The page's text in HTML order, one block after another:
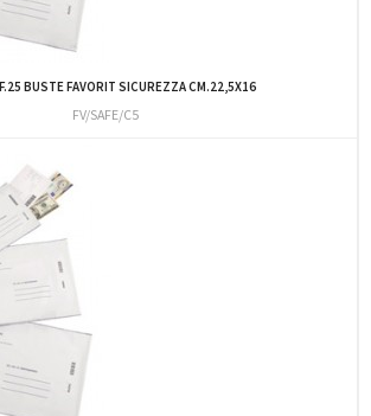
BUSTE FAVORIT SICUREZZA CM.22,5X16
FV/SAFE/C5